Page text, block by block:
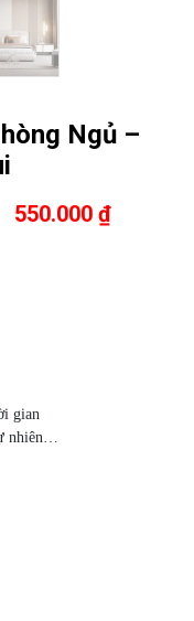
Ngủ –
550.000 ₫
gian
nhiên…